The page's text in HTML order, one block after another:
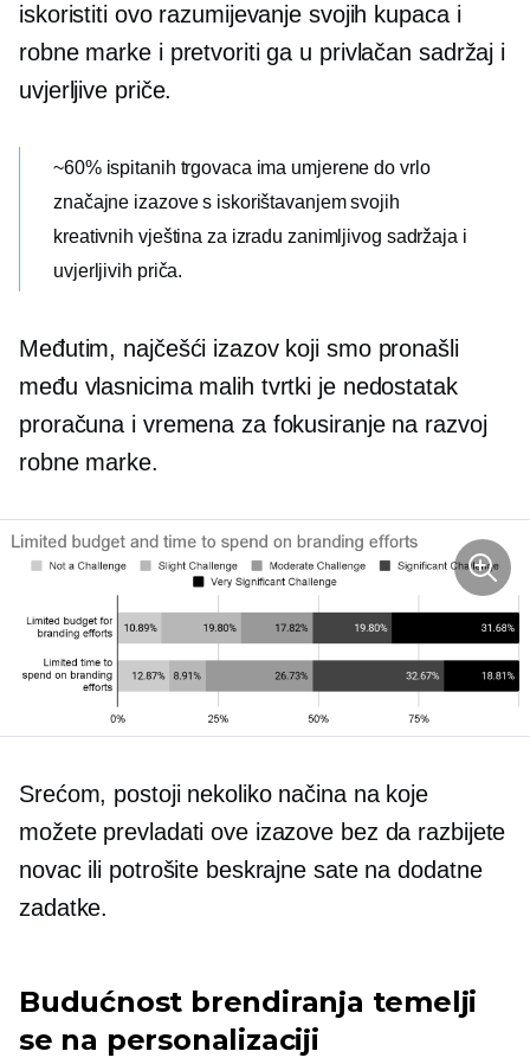
iskoristiti ovo razumijevanje svojih kupaca i
robne marke i pretvoriti ga u privlačan sadržaj i
uvjerljive priče.
~60% ispitanih trgovaca ima umjerene do vrlo
značajne izazove s iskorištavanjem svojih
kreativnih vještina za izradu zanimljivog sadržaja i
uvjerljivih priča.
Međutim, najčešći izazov koji smo pronašli
među vlasnicima malih tvrtki je nedostatak
proračuna i vremena za fokusiranje na razvoj
robne marke.
Srećom, postoji nekoliko načina na koje
možete prevladati ove izazove bez da razbijete
novac ili potrošite beskrajne sate na dodatne
zadatke.
Budućnost brendiranja temelji
se na personalizaciji